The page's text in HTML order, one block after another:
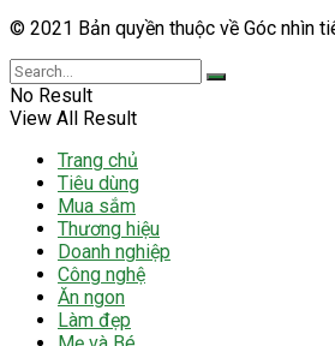
© 2021 Bản quyền thuộc về Góc nhìn
No Result
View All Result
Trang chủ
Tiêu dùng
Mua sắm
Thương hiệu
Doanh nghiệp
Công nghệ
Ăn ngon
Làm đẹp